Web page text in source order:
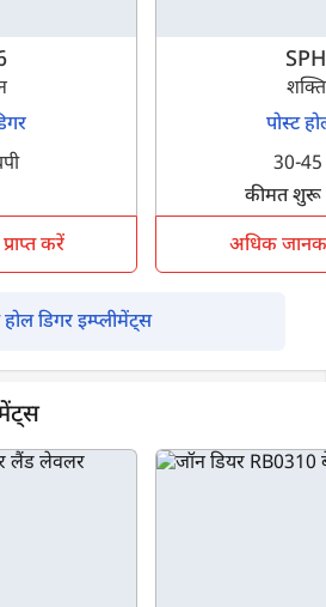
बजट के अनुसार सबसे अच्छा मॉडल
करें
पोस्ट
30-45
कीमत शुरू
अधिक
होल डिगर इम्प्लीमेंट्स